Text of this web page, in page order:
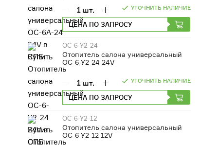
УТОЧНИТЬ НАЛИЧИЕ
1 шт.
ЦЕНА ПО ЗАПРОСУ
ОС-6-У2-24
Отопитель салона универсальный
ОС-6-У2-24 24V
УТОЧНИТЬ НАЛИЧИЕ
1 шт.
ЦЕНА ПО ЗАПРОСУ
ОС-6-У2-12
Отопитель салона универсальный
ОС-6-У2-12 12V